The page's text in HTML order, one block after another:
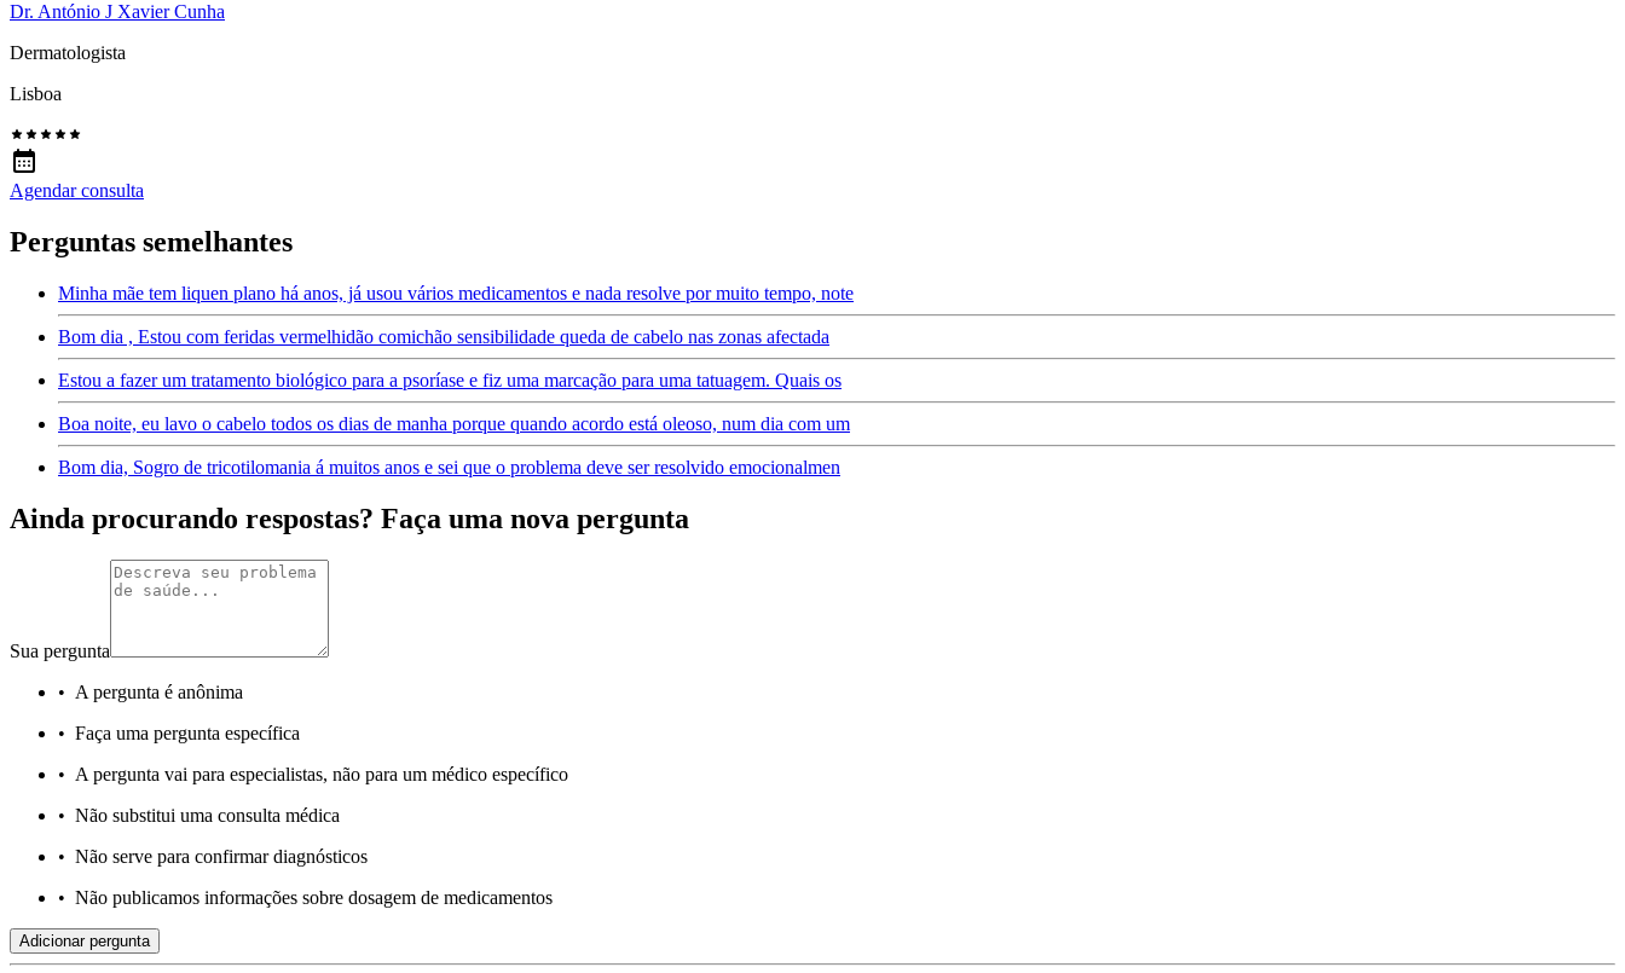
Dr. António J Xavier Cunha
Dermatologista
Lisboa
Agendar consulta
Perguntas semelhantes
Minha mãe tem liquen plano há anos, já usou vários medicamentos e nada resolve por muito tempo, note
Bom dia , Estou com feridas vermelhidão comichão sensibilidade queda de cabelo nas zonas afectada
Estou a fazer um tratamento biológico para a psoríase e fiz uma marcação para uma tatuagem. Quais os
Boa noite, eu lavo o cabelo todos os dias de manha porque quando acordo está oleoso, num dia com um
Bom dia, Sogro de tricotilomania á muitos anos e sei que o problema deve ser resolvido emocionalmen
Ainda procurando respostas? Faça uma nova pergunta
Sua pergunta
• A pergunta é anônima
• Faça uma pergunta específica
• A pergunta vai para especialistas, não para um médico específico
• Não substitui uma consulta médica
• Não serve para confirmar diagnósticos
• Não publicamos informações sobre dosagem de medicamentos
Adicionar pergunta